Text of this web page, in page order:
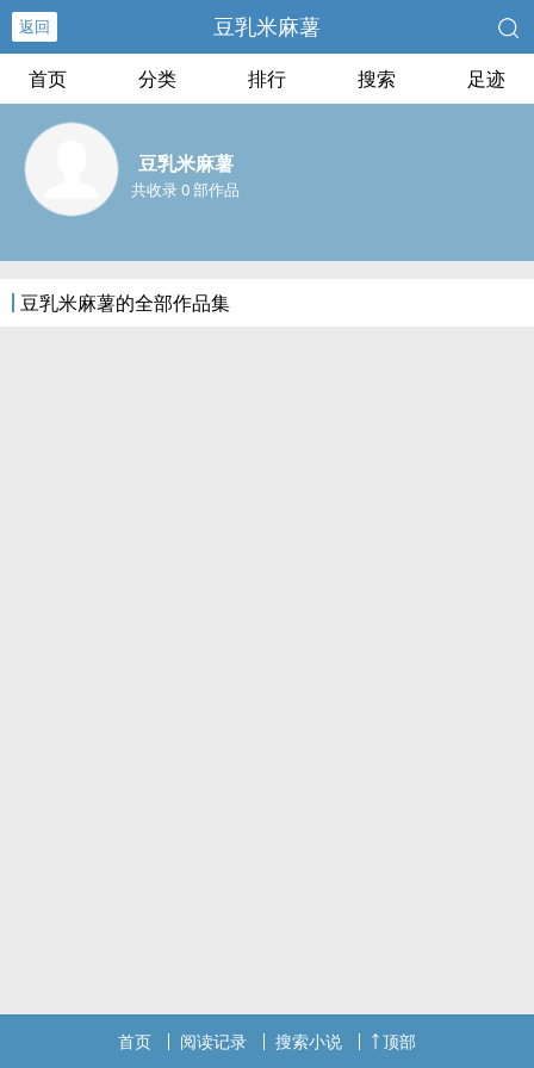
返回 豆乳米麻薯
首页 分类 排行 搜索 足迹
豆乳米麻薯
共收录 0 部作品
豆乳米麻薯的全部作品集
首页 阅读记录 搜索小说 顶部